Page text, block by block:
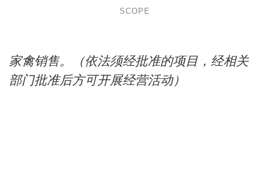
SCOPE
家禽销售。（依法须经批准的项目，经相关
部门批准后方可开展经营活动）